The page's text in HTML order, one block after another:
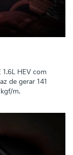
HEV com
de gerar 141
m.